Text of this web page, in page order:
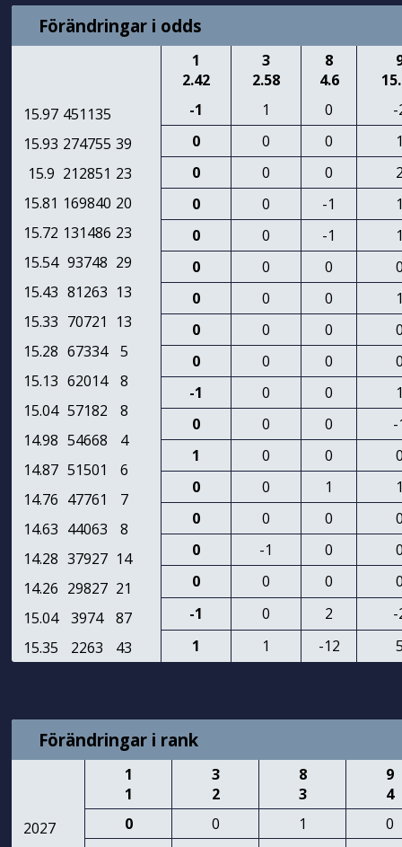
Förändringar i odds
15.97 451135
15.93 274755 39
15.9 212851 23
15.81 169840 20
15.72 131486 23
15.54 93748 29
15.43 81263 13
15.33 70721
13
15.28 67334
5
15.13 62014
8
15.04 57182
8
14.98 54668
4
14.87 51501
6
14.76 47761
7
14.63 44063
8
14.28 37927 14
14.26 29827 21
15.04
3974
87
15.35
2263 43
1
2.42
3
2.58
8
4.6
-1
1 0
-
0
0 0
0
0 0
0
0 -1
0
0 -1
0
0 0
0
0 0
0
0 0
0
0 0
-1
0 0
0
0 0
-
1
0 0
0
0 1
0
0 0
0
-1 0
0
0 0
-1
0 2
-
1
1 -12
Förändringar i rank
2027
1
1
3
2
8
3
9
4
0
0 1
0